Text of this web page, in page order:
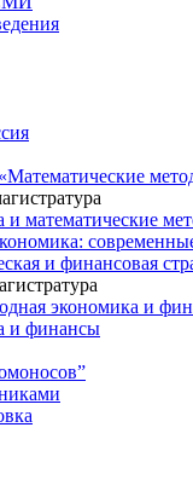
и математические
и финансовая
экономика и
и финансы